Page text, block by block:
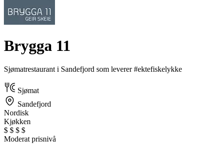
Brygga 11
Sjømatrestaurant i Sandefjord som leverer #ektefiskelykke
Sjømat
Sandefjord
Nordisk
Kjøkken
$ $ $ $
Moderat prisnivå